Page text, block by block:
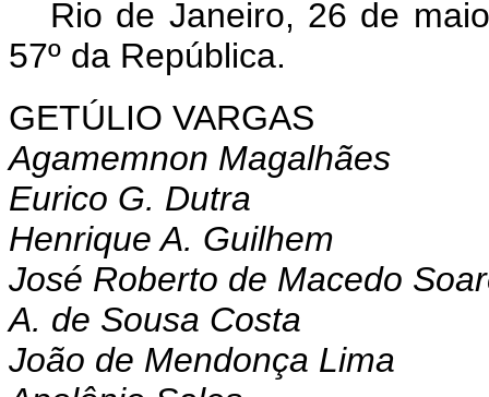
Rio de Janeiro, 26 de
57º da República.
GETÚLIO VARGAS
Agamemnon Magalhães
Eurico G. Dutra
Henrique A. Guilhem
José Roberto de Macedo
A. de Sousa Costa
João de Mendonça Lima